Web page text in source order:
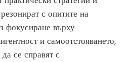
с опитите на
фокусиране върху
и самоотстояването,
се справят с